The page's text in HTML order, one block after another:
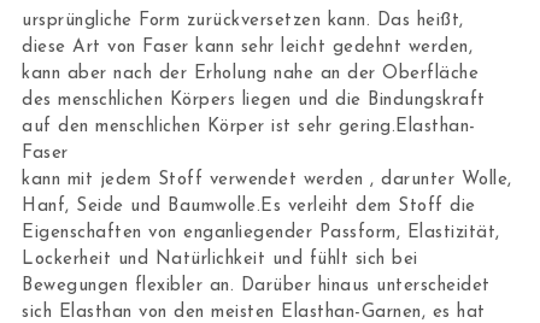
ursprüngliche Form zurückversetzen kann. Das heißt,
diese Art von Faser kann sehr leicht gedehnt werden,
kann aber nach der Erholung nahe an der Oberfläche
des menschlichen Körpers liegen und die Bindungskraft
auf den menschlichen Körper ist sehr gering.Elasthan-
Faser
kann mit jedem Stoff verwendet werden , darunter Wolle,
Hanf, Seide und Baumwolle.Es verleiht dem Stoff die
Eigenschaften von enganliegender Passform, Elastizität,
Lockerheit und Natürlichkeit und fühlt sich bei
Bewegungen flexibler an. Darüber hinaus unterscheidet
sich Elasthan von den meisten Elasthan-Garnen, es hat